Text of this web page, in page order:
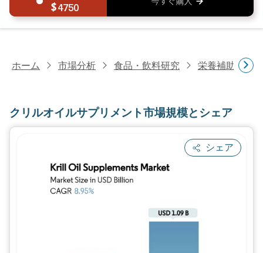
4750
ホーム 市場分析 食品・飲料研究 栄養補助食品
クリルオイルサプリメント市場規模とシェア
シェア